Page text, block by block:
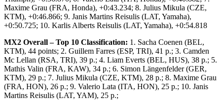
Maxime Grau (FRA, Honda), +0:43.234; 8. Julius Mikula (CZE,
KTM), +0:46.866; 9. Janis Martins Reisulis (LAT, Yamaha),
+0:50.725; 10. Karlis Alberts Reisulis (LAT, Yamaha), +0:54.818
MX2 Overall – Top 10 Classification: 1. Sacha Coenen (BEL,
KTM), 44 points; 2. Guillem Farres (ESP, TRI), 41 p.; 3. Camden
Mc Lellan (RSA, TRI), 39 p.; 4. Liam Everts (BEL, HUS), 38 p.; 5.
Mathis Valin (FRA, KAW), 34 p.; 6. Simon Längenfelder (GER,
KTM), 29 p.; 7. Julius Mikula (CZE, KTM), 28 p.; 8. Maxime Grau
(FRA, HON), 26 p.; 9. Valerio Lata (ITA, HON), 25 p.; 10. Janis
Martins Reisulis (LAT, YAM), 25 p.;